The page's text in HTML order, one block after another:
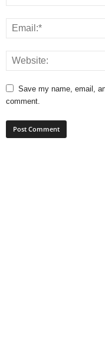
Save my name, email,
comment.